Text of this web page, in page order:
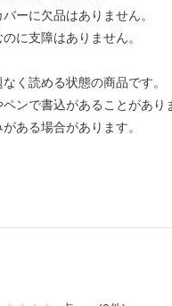
に欠品はありません。
支障はありません。
読める状態の商品です。
で書込があることがあり
る場合があります。